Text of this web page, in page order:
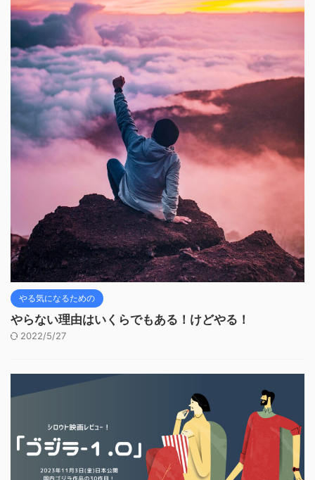
やる気になるための
やらない理由はいくらでもある！けどやる！
2022/5/27